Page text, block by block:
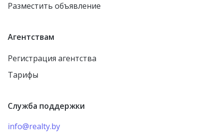
Разместить объявление
Агентствам
Регистрация агентства
Тарифы
Служба поддержки
info@realty.by